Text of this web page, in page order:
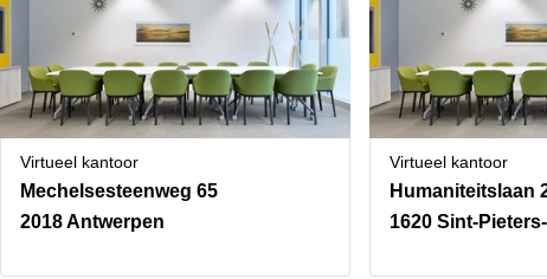
Virtueel kantoor
Mechelsesteenweg 65
2018 Antwerpen
Virtueel kantoor
Humaniteitslaan
1620 Sint-